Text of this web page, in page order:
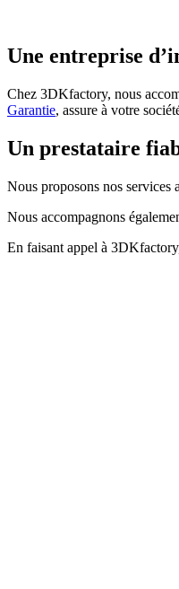
Une entreprise
Chez 3DKfactory, nous
Garantie, assure à votre
Un prestataire
Nous proposons nos services
Nous accompagnons
En faisant appel à